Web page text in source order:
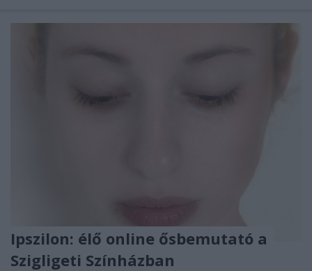
Ipszilon: élő online ősbemutató a
Szigligeti Színházban